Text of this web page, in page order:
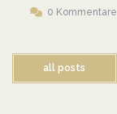
0 Kommentare
all posts